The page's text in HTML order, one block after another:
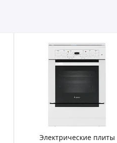
Электрические плиты